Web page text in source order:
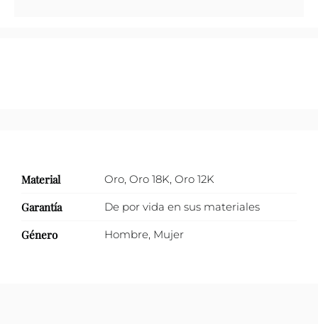
Material Oro, Oro 18K, Oro 12K
Garantía De por vida en sus materiales
Género Hombre, Mujer